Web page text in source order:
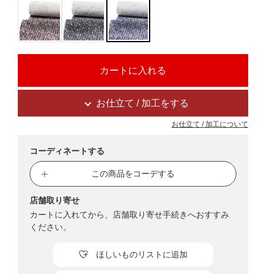
お仕立て / 加工をする
お仕立て / 加工について
コーディネートする
この商品をコーデする
ほしいものリストに追加
店舗取り寄せ
カートに入れてから、店舗取り寄せ手続きへおすすみ
ください。